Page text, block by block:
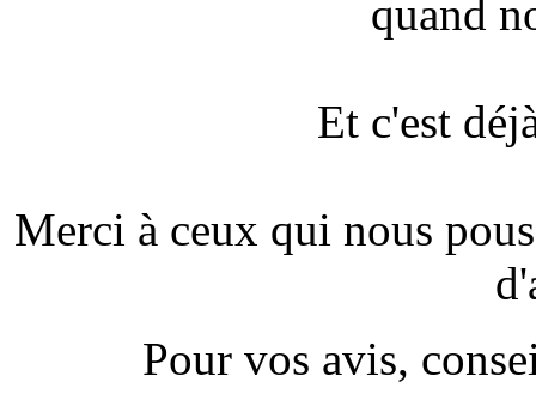
quand
Et c'est
Merci à ceux qui nous
Pour vos avis,